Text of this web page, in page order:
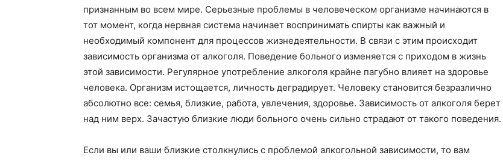
признанным во всем мире. Серьезные проблемы в человеческом организме начинаются в
тот момент, когда нервная система начинает воспринимать спирты как важный и
необходимый компонент для процессов жизнедеятельности. В связи с этим происходит
зависимость организма от алкоголя. Поведение больного изменяется с приходом в жизнь
этой зависимости. Регулярное употребление алкоголя крайне пагубно влияет на здоровье
человека. Организм истощается, личность деградирует. Человеку становится безразлично
абсолютно все: семья, близкие, работа, увлечения, здоровье. Зависимость от алкоголя берет
над ним верх. Зачастую близкие люди больного очень сильно страдают от такого поведения.
Если вы или ваши близкие столкнулись с проблемой алкогольной зависимости, то вам